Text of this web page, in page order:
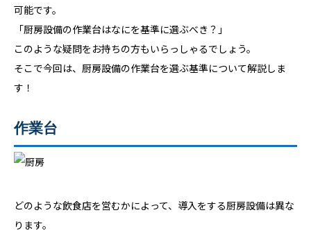
可能です。
「厨房設備の作業台はなにを基準に選ぶべき？」
このような疑問をお持ちの方もいらっしゃるでしょう。
そこで今回は、厨房設備の作業台を選ぶ基準について解説しま
す！
作業台
どのような飲食店を営むかによって、導入をする厨房設備は異な
ります。